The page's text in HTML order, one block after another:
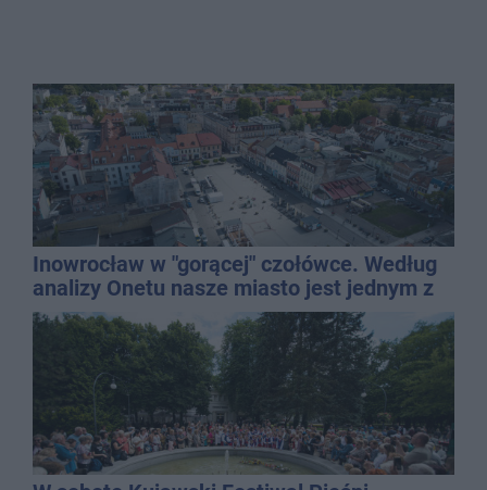
Inowrocław w "gorącej" czołówce. Według
analizy Onetu nasze miasto jest jednym z
najbardziej narażonych na upały